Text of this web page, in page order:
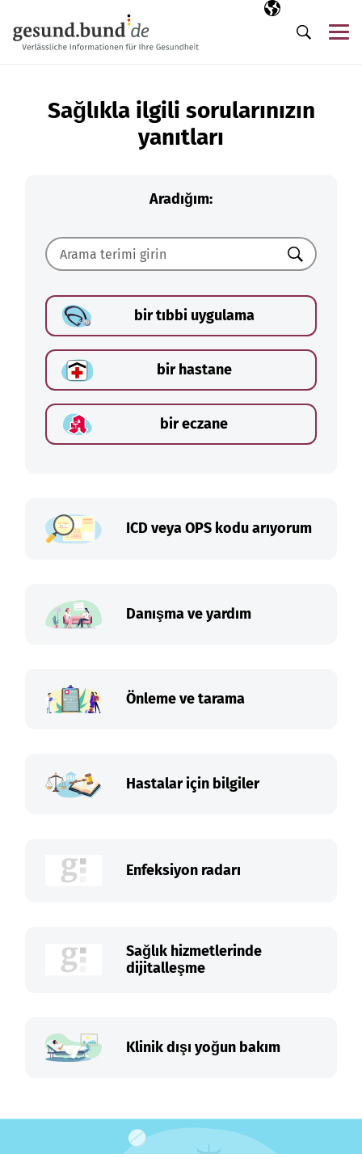
Seçili dil
TR
Arama
Sağlıkla ilgili sorularınızın
yanıtları
Aradığım:
Ara
bir tıbbi uygulama
bir hastane
bir eczane
ICD veya OPS kodu arıyorum
Danışma ve yardım
Önleme ve tarama
Hastalar için bilgiler
Enfeksiyon radarı
Sağlık hizmetlerinde
dijitalleşme
Klinik dışı yoğun bakım